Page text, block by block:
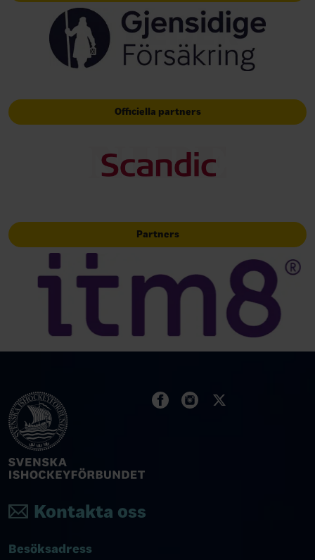
Officiella partners
Partners
Kontakta oss
Besöksadress